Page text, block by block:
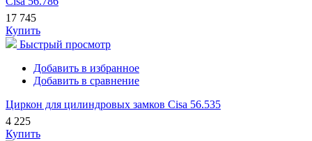
17 745
Купить
Быстрый просмотр
Добавить в избранное
Добавить в сравнение
Циркон для цилиндровых замков Cisa 56.535
4 225
Купить